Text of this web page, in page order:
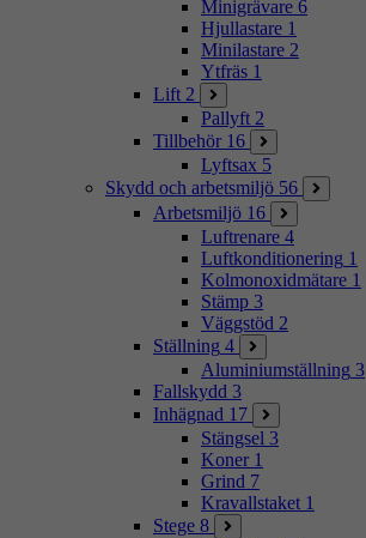
Minigrävare 6
Hjullastare 1
Minilastare 2
Ytfräs 1
Lift 2
Pallyft 2
Tillbehör 16
Lyftsax 5
Skydd och arbetsmiljö 56
Arbetsmiljö 16
Luftrenare 4
Luftkonditionering 1
Kolmonoxidmätare 1
Stämp 3
Väggstöd 2
Ställning 4
Aluminiumställning 3
Fallskydd 3
Inhägnad 17
Stängsel 3
Koner 1
Grind 7
Kravallstaket 1
Stege 8